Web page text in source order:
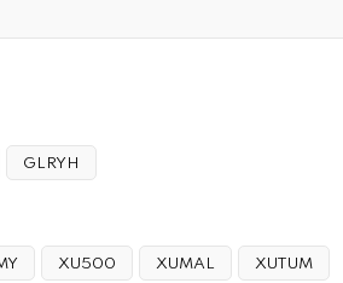
GLRYH
XU500 XUMAL XUTUM